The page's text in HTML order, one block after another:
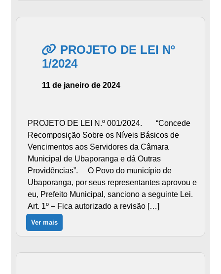
PROJETO DE LEI Nº
1/2024
11 de janeiro de 2024
PROJETO DE LEI N.º 001/2024. “Concede
Recomposição Sobre os Níveis Básicos de
Vencimentos aos Servidores da Câmara
Municipal de Ubaporanga e dá Outras
Providências”. O Povo do município de
Ubaporanga, por seus representantes aprovou e
eu, Prefeito Municipal, sanciono a seguinte Lei.
Art. 1º – Fica autorizado a revisão […]
Ver mais